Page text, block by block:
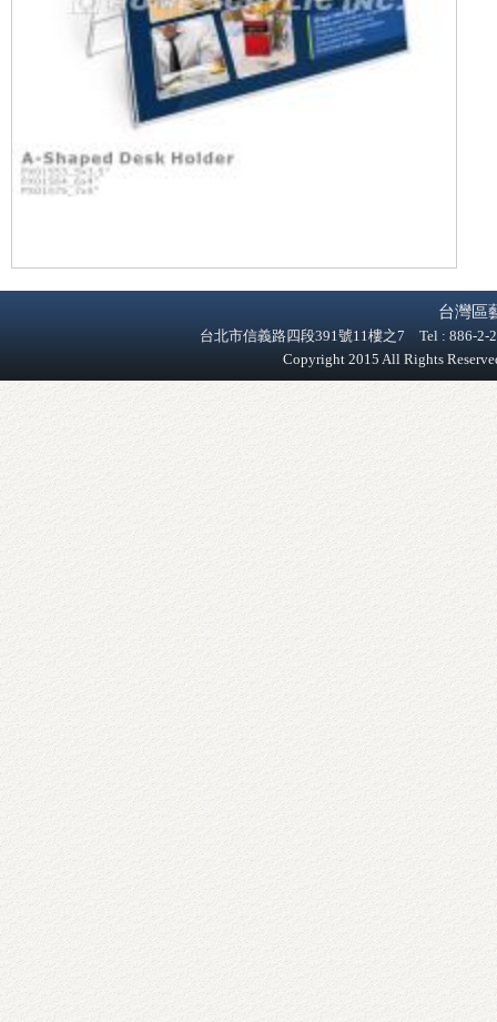
台灣區
台北市信義路四段391號11樓之7 Tel : 886-
Copyright 2015 All Rights